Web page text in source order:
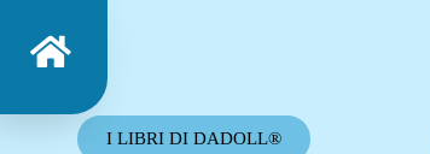
I LIBRI DI DADOLL®